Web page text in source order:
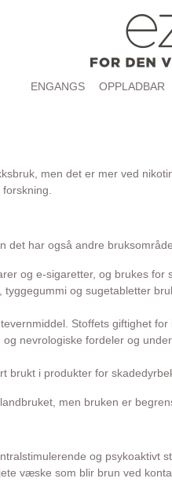
ENGANGS OPPLADBAR
men det er mer ved
har også andre
og e-sigaretter, og brukes
og sugetabletter
Stoffets giftighet
nevrologiske fordeler og
i produkter for
men bruken er
og psykoaktivt
væske som blir brun ved